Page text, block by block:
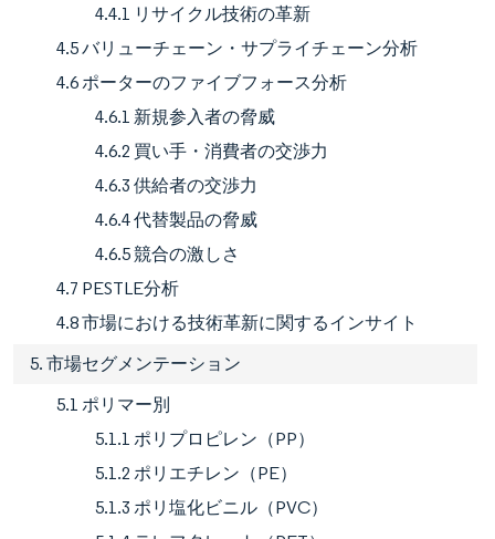
4.4.1 リサイクル技術の革新
4.5 バリューチェーン・サプライチェーン分析
4.6 ポーターのファイブフォース分析
4.6.1 新規参入者の脅威
4.6.2 買い手・消費者の交渉力
4.6.3 供給者の交渉力
4.6.4 代替製品の脅威
4.6.5 競合の激しさ
4.7 PESTLE分析
4.8 市場における技術革新に関するインサイト
5. 市場セグメンテーション
5.1 ポリマー別
5.1.1 ポリプロピレン（PP）
5.1.2 ポリエチレン（PE）
5.1.3 ポリ塩化ビニル（PVC）